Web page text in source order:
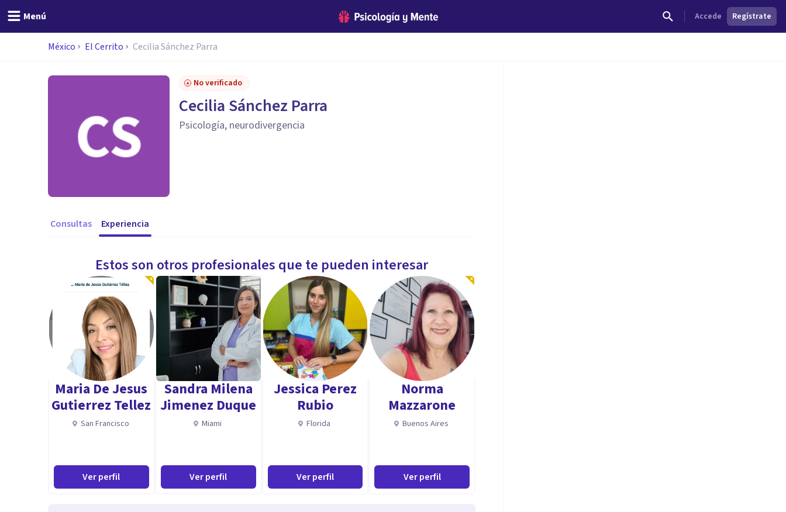
Menú Accede Regístrate
México El Cerrito Cecilia Sánchez Parra
No verificado
Cecilia Sánchez Parra
Psicología, neurodivergencia
Consultas Experiencia
Estos son otros profesionales que te pueden interesar
Maria De Jesus
Gutierrez Tellez
San Francisco
Ver perfil
Sandra Milena
Jimenez Duque
Miami
Ver perfil
Jessica Perez
Rubio
Florida
Ver perfil
Norma
Mazzarone
Buenos Aires
Ver perfil